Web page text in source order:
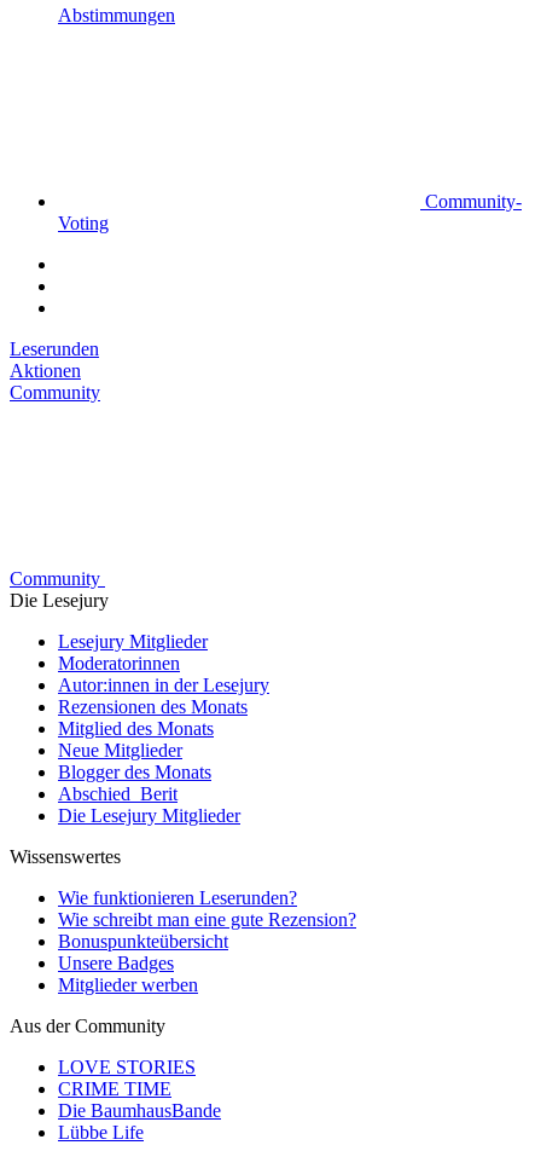
Abstimmungen
Community-
Voting
Leserunden
Aktionen
Community
Community
Die Lesejury
Lesejury Mitglieder
Moderatorinnen
Autor:innen in der Lesejury
Rezensionen des Monats
Mitglied des Monats
Neue Mitglieder
Blogger des Monats
Abschied_Berit
Die Lesejury Mitglieder
Wissenswertes
Wie funktionieren Leserunden?
Wie schreibt man eine gute Rezension?
Bonuspunkteübersicht
Unsere Badges
Mitglieder werben
Aus der Community
LOVE STORIES
CRIME TIME
Die BaumhausBande
Lübbe Life